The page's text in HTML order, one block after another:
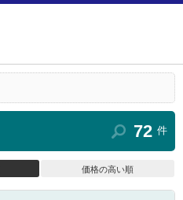
72 件
価格の高い順